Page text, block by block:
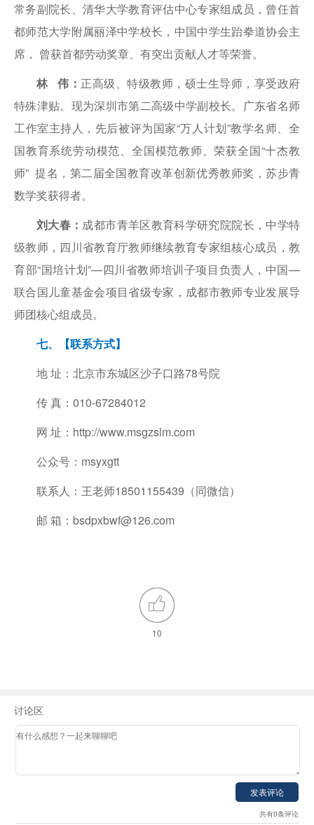
常务副院长、清华大学教育评估中心专家组成员，曾任首
都师范大学附属丽泽中学校长，中国中学生跆拳道协会主
席， 曾获首都劳动奖章、有突出贡献人才等荣誉。
林 伟： 正高级、特级教师，硕士生导师，享受政府
特殊津贴。现为深圳市第二高级中学副校长。广东省名师
工作室主持人，先后被评为国家“万人计划”教学名师、全
国教育系统劳动模范、全国模范教师、荣获全国“十杰教
师” 提名，第二届全国教育改革创新优秀教师奖，苏步青
数学奖获得者。
刘大春： 成都市青羊区教育科学研究院院长，中学特
级教师，四川省教育厅教师继续教育专家组核心成员，教
育部“国培计划”—四川省教师培训子项目负责人，中国—
联合国儿童基金会项目省级专家，成都市教师专业发展导
师团核心组成员。
七、【联系方式】
地 址：北京市东城区沙子口路78号院
传 真：010-67284012
网 址：http://www.msgzslm.com
公众号：msyxgtt
联系人：王老师18501155439（同微信）
邮 箱：bsdpxbwf@126.com
10
讨论区
共有0条评论